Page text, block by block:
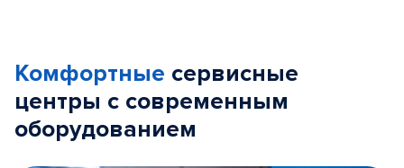
Комфортные сервисные
центры с современным
оборудованием